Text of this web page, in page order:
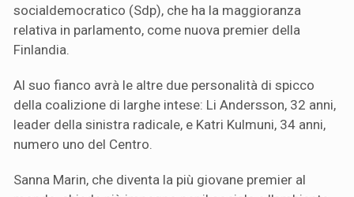
socialdemocratico (Sdp), che ha la maggioranza
relativa in parlamento, come nuova premier della
Finlandia.
Al suo fianco avrà le altre due personalità di spicco
della coalizione di larghe intese: Li Andersson, 32 anni,
leader della sinistra radicale, e Katri Kulmuni, 34 anni,
numero uno del Centro.
Sanna Marin, che diventa la più giovane premier al